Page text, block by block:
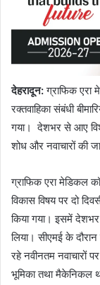
देहरादून:ग्राफिक एरा
रक्तवाहिका संबंधी
गया। देशभर से आए
शोध और नवाचारों की
ग्राफिक एरा मेडिकल
विकास विषय पर दो
किया गया। इसमें
लिया। सीएमई के
रहे नवीनतम नवाचारों
भूमिका तथा मैकेनिकल